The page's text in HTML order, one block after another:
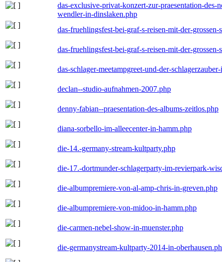
das-exclusive-privat-konzert-zur-praesentation-
wendler-in-dinslaken.php
das-fruehlingsfest-bei-graf-s-reisen-mit-der-
das-fruehlingsfest-bei-graf-s-reisen-mit-der-
das-schlager-meetampgreet-und-der-
declan--studio-aufnahmen-2007.php
denny-fabian--praesentation-des-albums-zeitlos.php
diana-sorbello-im-alleecenter-in-hamm.php
die-14.-germany-stream-kultparty.php
die-17.-dortmunder-schlagerparty-im-revierpark-
die-albumpremiere-von-al-amp-chris-in-greven.php
die-albumpremiere-von-midoo-in-hamm.php
die-carmen-nebel-show-in-muenster.php
die-germanystream-kultparty-2014-in-